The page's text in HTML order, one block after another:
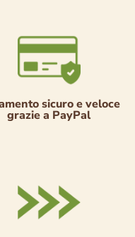
sicuro e veloce
grazie a PayPal